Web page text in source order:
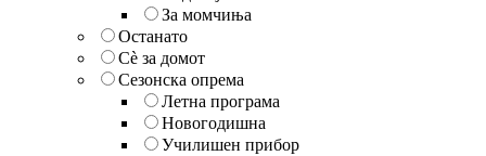
За момчиња
Останато
Сè за домот
Сезонска опрема
Летна програма
Новогодишна
Училишен прибор